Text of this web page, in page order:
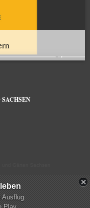
Ausflug